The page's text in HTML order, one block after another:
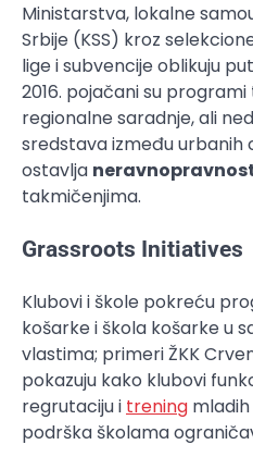
Ministarstva, lokalne
Srbije (KSS) kroz
lige i subvencije oblikuju
2016. pojačani su
regionalne saradnje, ali
sredstava između urbanih
ostavlja
takmičenjima.
Grassroots Initiatives
Klubovi i škole pokreću
košarke i škola košarke u
vlastima; primeri ŽKK
pokazuju kako klubovi
regrutaciju i trening
podrška školama